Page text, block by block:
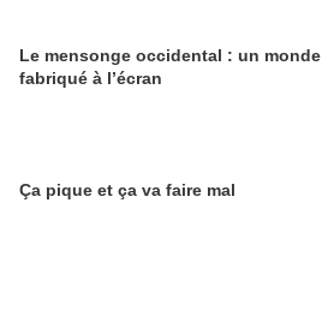
Le mensonge occidental : un monde
fabriqué à l’écran
Ça pique et ça va faire mal